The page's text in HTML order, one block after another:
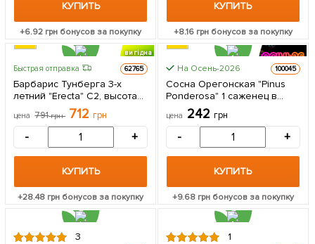
КУПИТЬ
+6.92 грн бонусов за покупку
КУПИТЬ
+8.16 грн бонусов за покупку
вигідна
КРУПНОМЕР
Быстрая отправка 62765
Барбарис Тунберга 3-х
летний "Erecta" С2, высота
саженца от 35см 1 саженец
в упаковке
цена 791грн 712 грн
- +
КУПИТЬ
+28.48 грн бонусов за покупку
На Осень-2026 100045
Сосна Орегонская "Pinus
Ponderosa" 1 саженец в
упаковке
цена 242 грн
- +
КУПИТЬ
+9.68 грн бонусов за покупку
3 1